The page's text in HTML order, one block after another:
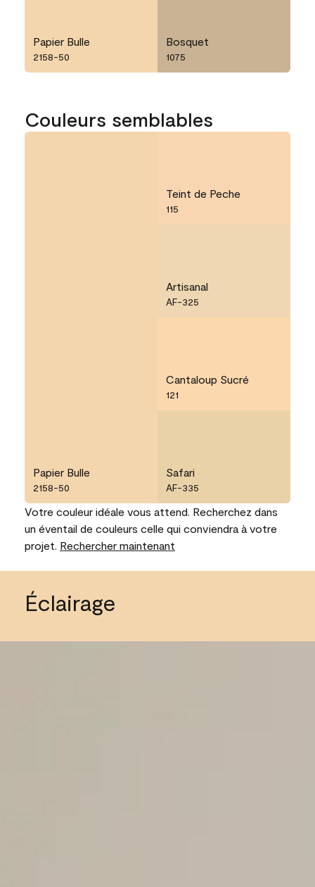
Papier Bulle
2158-50
Bosquet
1075
Couleurs semblables
Papier Bulle
2158-50
Teint de Peche
115
Artisanal
AF-325
Cantaloup Sucré
121
Safari
AF-335
Votre couleur idéale vous attend. Recherchez dans
un éventail de couleurs celle qui conviendra à votre
projet. Rechercher maintenant
Éclairage